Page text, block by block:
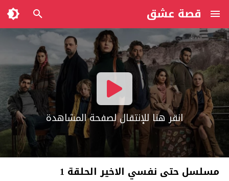
قصة عشق
انقر هنا للإنتقال لصفحة المشاهدة
مسلسل حتى نفسي الاخير الحلقة 1